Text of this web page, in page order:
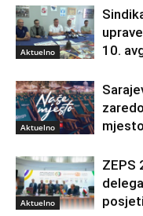
Aktuelno
10.
Aktuelno
Aktuelno
ZEPS